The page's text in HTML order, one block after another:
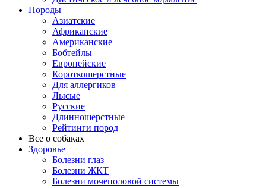
Породы
Азиатские
Африканские
Американские
Бобтейлы
Европейские
Короткошерстные
Для аллергиков
Лысые
Русские
Длинношерстные
Рейтинги пород
Все о собаках
Здоровье
Болезни глаз
Болезни ЖКТ
Болезни мочеполовой системы